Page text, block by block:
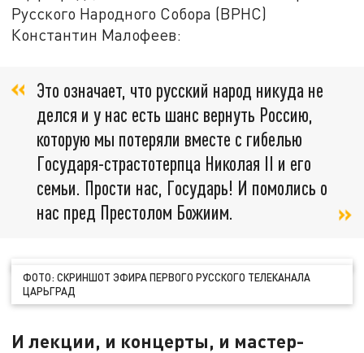
Русского Народного Собора (ВРНС)
Константин Малофеев:
Это означает, что русский народ никуда не
делся и у нас есть шанс вернуть Россию,
которую мы потеряли вместе с гибелью
Государя-страстотерпца Николая II и его
семьи. Прости нас, Государь! И помолись о
нас пред Престолом Божиим.
ФОТО: СКРИНШОТ ЭФИРА ПЕРВОГО РУССКОГО ТЕЛЕКАНАЛА
ЦАРЬГРАД
И лекции, и концерты, и мастер-